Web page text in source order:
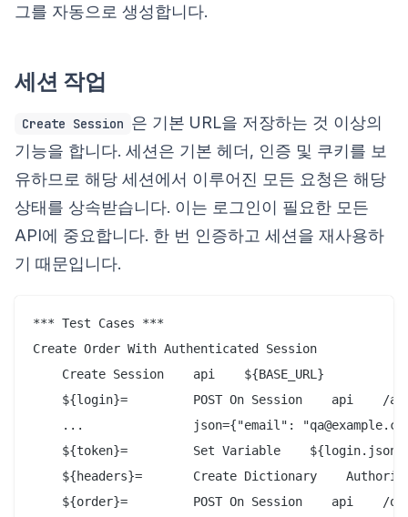
그를 자동으로 생성합니다.
세션 작업
Create Session 은 기본 URL을 저장하는 것 이상의
기능을 합니다. 세션은 기본 헤더, 인증 및 쿠키를 보
유하므로 해당 세션에서 이루어진 모든 요청은 해당
상태를 상속받습니다. 이는 로그인이 필요한 모든
API에 중요합니다. 한 번 인증하고 세션을 재사용하
기 때문입니다.
*** Test Cases ***
Create Order With Authenticated Session
    Create Session    api    ${BASE_URL}
${login}=         POST On Session    api    /
...               json={"email":
${token}=         Set Variable
${headers}=       Create Dictionary
${order}=         POST On Session    api    /